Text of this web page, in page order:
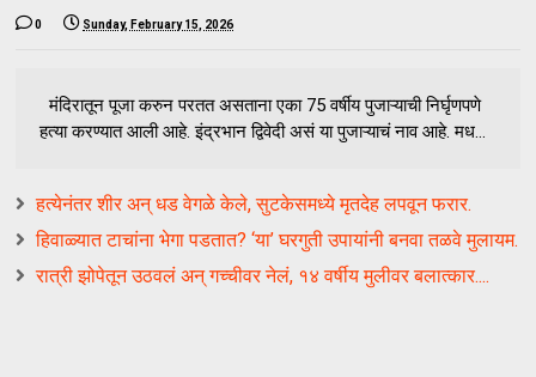
0 Sunday, February 15, 2026
मंदिरातून पूजा करुन परतत असताना एका 75 वर्षीय पुजाऱ्याची निर्घृणपणे
हत्या करण्यात आली आहे. इंद्रभान द्विवेदी असं या पुजाऱ्याचं नाव आहे. मध...
हत्येनंतर शीर अन् धड वेगळे केले, सुटकेसमध्ये मृतदेह लपवून फरार.
हिवाळ्यात टाचांना भेगा पडतात? ‘या’ घरगुती उपायांनी बनवा तळवे मुलायम.
रात्री झोपेतून उठवलं अन् गच्चीवर नेलं, १४ वर्षीय मुलीवर बलात्कार....